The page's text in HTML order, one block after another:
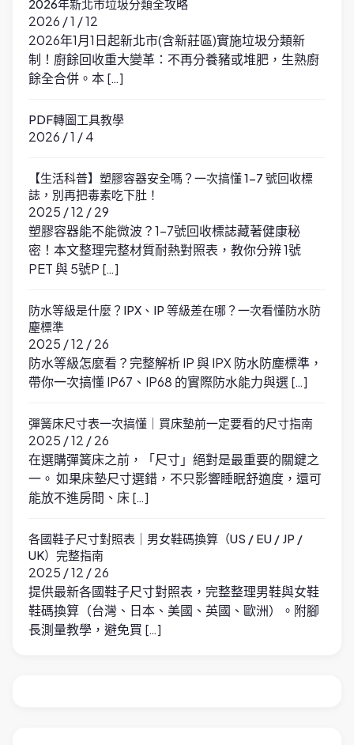
2026年新北市垃圾分類全攻略
2026 / 1 / 12
2026年1月1日起新北市(含新莊區)實施垃圾分類新
制！廚餘回收重大變革：不再分養豬或堆肥，生熟廚
餘全合併。本 […]
PDF轉圖工具教學
2026 / 1 / 4
【生活科普】塑膠容器安全嗎？一次搞懂 1-7 號回收標
誌，別再把毒素吃下肚！
2025 / 12 / 29
塑膠容器能不能微波？1-7號回收標誌藏著健康秘
密！本文整理完整材質耐熱對照表，教你分辨 1號
PET 與 5號P […]
防水等級是什麼？IPX、IP 等級差在哪？一次看懂防水防
塵標準
2025 / 12 / 26
防水等級怎麼看？完整解析 IP 與 IPX 防水防塵標準，
帶你一次搞懂 IP67、IP68 的實際防水能力與選 […]
彈簧床尺寸表一次搞懂｜買床墊前一定要看的尺寸指南
2025 / 12 / 26
在選購彈簧床之前，「尺寸」絕對是最重要的關鍵之
一。 如果床墊尺寸選錯，不只影響睡眠舒適度，還可
能放不進房間、床 […]
各國鞋子尺寸對照表｜男女鞋碼換算（US / EU / JP /
UK）完整指南
2025 / 12 / 26
提供最新各國鞋子尺寸對照表，完整整理男鞋與女鞋
鞋碼換算（台灣、日本、美國、英國、歐洲）。附腳
長測量教學，避免買 […]